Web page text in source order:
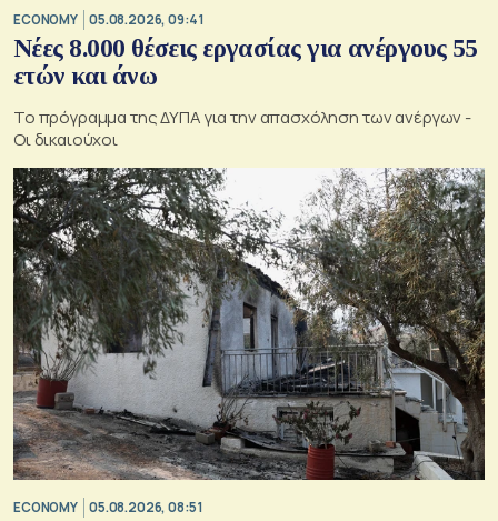
ECONOMY 05.08.2026, 09:41
Νέες 8.000 θέσεις εργασίας για ανέργους 55
ετών και άνω
Το πρόγραμμα της ΔΥΠΑ για την απασχόληση των ανέργων -
Οι δικαιούχοι
ECONOMY 05.08.2026, 08:51